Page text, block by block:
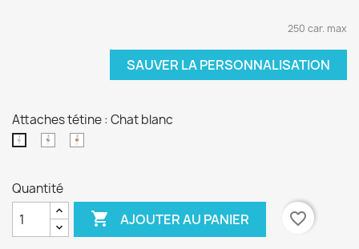
250 car. max
SAUVER LA PERSONNALISATION
Attaches tétine : Chat blanc
Chat
Chat
Quantité
 AJOUTER AU PANIER favorite_border